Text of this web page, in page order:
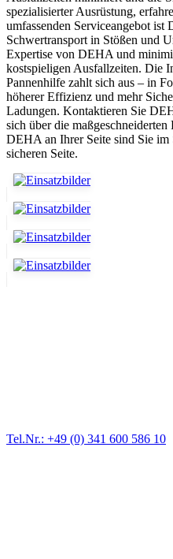
spezialisierter Ausrüstung,
umfassenden Serviceangebot
Schwertransport in Stößen und
Expertise von DEHA und
kostspieligen Ausfallzeiten. Die
Pannenhilfe zahlt sich aus – in
höherer Effizienz und mehr
Ladungen. Kontaktieren Sie
sich über die
DEHA an Ihrer Seite sind Sie
sicheren Seite.
Tel.Nr.: +49 (0) 341 600 586 10